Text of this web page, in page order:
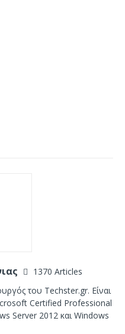
1370 Articles
του Techster.gr. Είναι
Certified Professional
Server 2012 και Windows